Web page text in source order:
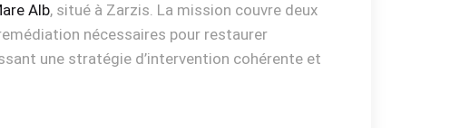
Alb, situé à Zarzis. La mission couvre deux
nécessaires pour restaurer
une stratégie d’intervention cohérente et